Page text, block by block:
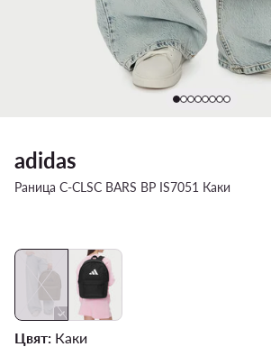
adidas
Раница C-CLSC BARS BP IS7051 Каки
Цвят: Каки